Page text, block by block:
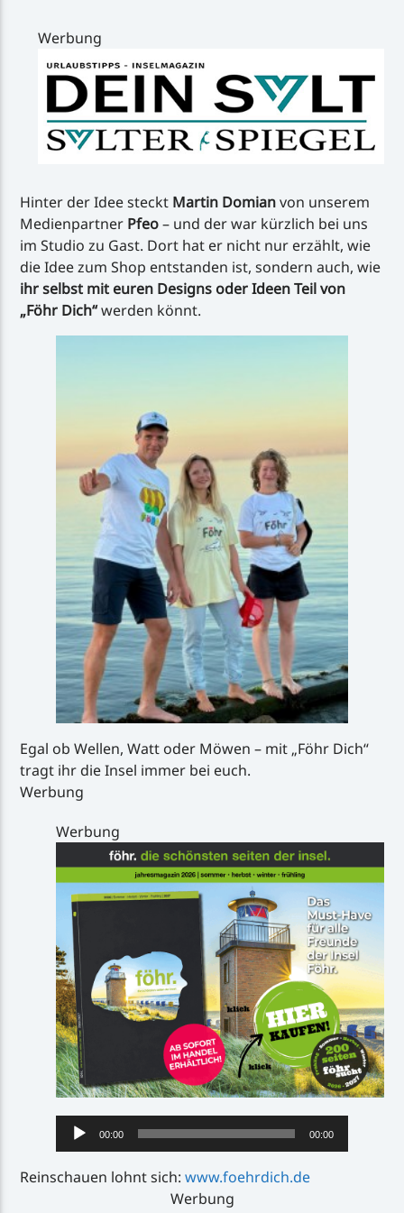
Werbung
Hinter der Idee steckt Martin Domianvon unserem
Medienpartner Pfeo– und der war kürzlich bei uns
im Studio zu Gast. Dort hat er nicht nur erzählt, wie
die Idee zum Shop entstanden ist, sondern auch, wie
ihr selbst mit euren Designs oder Ideen Teil von
„Föhr Dich“werden könnt.
Egal ob Wellen, Watt oder Möwen – mit „Föhr Dich“
tragt ihr die Insel immer bei euch.
Werbung
Werbung
Audio-
Player
00:00 00:00
Reinschauen lohnt sich:www.foehrdich.de
Werbung